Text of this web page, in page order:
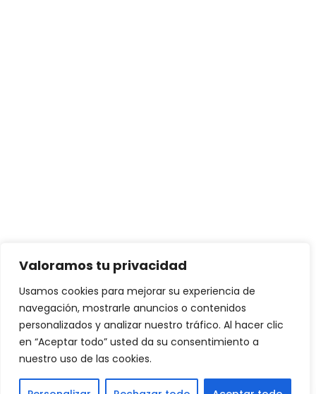
Valoramos tu privacidad
Usamos cookies para mejorar su experiencia de
navegación, mostrarle anuncios o contenidos
personalizados y analizar nuestro tráfico. Al hacer clic
en “Aceptar todo” usted da su consentimiento a
nuestro uso de las cookies.